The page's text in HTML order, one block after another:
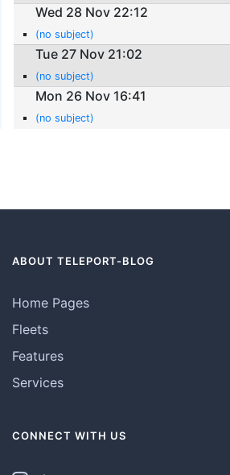
Wed 28 Nov 22:12
(no subject)
Tue 27 Nov 21:02
(no subject)
Mon 26 Nov 16:41
(no subject)
ABOUT TELEPORT-BLOG
Home Pages
Fleets
Features
Services
CONNECT WITH US